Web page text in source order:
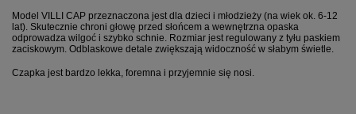
Model VILLI CAP przeznaczona jest dla dzieci i młodzieży (na wiek ok. 6-12
lat). Skutecznie chroni głowę przed słońcem a wewnętrzna opaska
odprowadza wilgoć i szybko schnie. Rozmiar jest regulowany z tyłu paskiem
zaciskowym. Odblaskowe detale zwiększają widoczność w słabym świetle.
Czapka jest bardzo lekka, foremna i przyjemnie się nosi.